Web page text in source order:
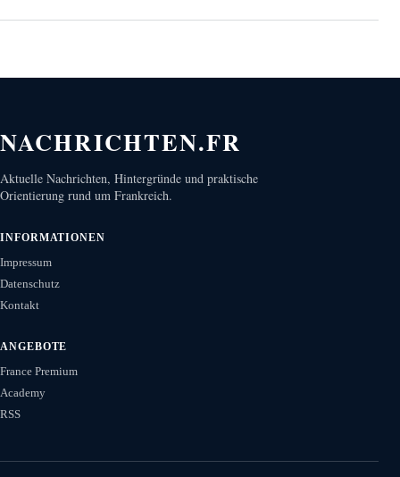
NACHRICHTEN.FR
Aktuelle Nachrichten, Hintergründe und praktische
Orientierung rund um Frankreich.
INFORMATIONEN
Impressum
Datenschutz
Kontakt
ANGEBOTE
France Premium
Academy
RSS